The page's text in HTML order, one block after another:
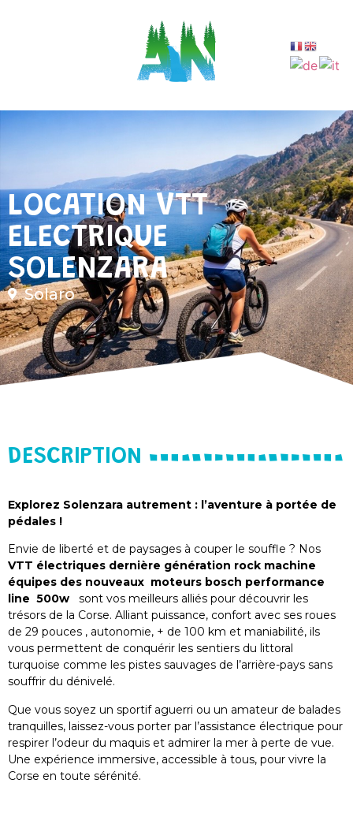
LOCATION VTT
ELECTRIQUE
SOLENZARA
Solaro
DESCRIPTION
Explorez Solenzara autrement : l’aventure à portée de
pédales !
Envie de liberté et de paysages à couper le souffle ? Nos
VTT électriques dernière génération rock machine
équipes des nouveaux moteurs bosch performance
line 500w
sont vos meilleurs alliés pour découvrir les
trésors de la Corse. Alliant puissance, confort avec ses roues
de 29 pouces , autonomie, + de 100 km et maniabilité, ils
vous permettent de conquérir les sentiers du littoral
turquoise comme les pistes sauvages de l’arrière-pays sans
souffrir du dénivelé.
Que vous soyez un sportif aguerri ou un amateur de balades
tranquilles, laissez-vous porter par l’assistance électrique pour
respirer l’odeur du maquis et admirer la mer à perte de vue.
Une expérience immersive, accessible à tous, pour vivre la
Corse en toute sérénité.